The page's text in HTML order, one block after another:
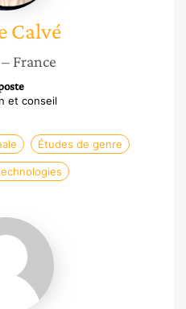
Calvé
– France
et conseil
Études de genre
Sandra
Schmitt
Battistel